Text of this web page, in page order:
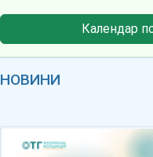
Календар
НОВИНИ